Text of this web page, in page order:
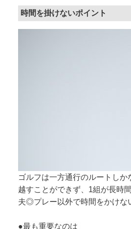
時間を掛けないポイント
ゴルフは一方通行のルートし
越すことができず、1組が長時
夫◎プレー以外で時間をかけな
●最も重要なのは